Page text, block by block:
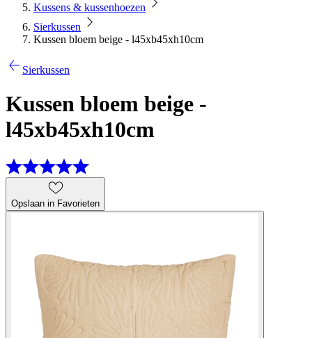
Kussens & kussenhoezen
Sierkussen
Kussen bloem beige - l45xb45xh10cm
Sierkussen
Kussen bloem beige -
l45xb45xh10cm
Opslaan in Favorieten